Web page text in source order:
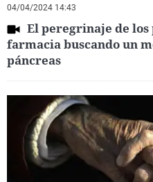
04/04/2024 14:43
El peregrinaje de
farmacia buscando un
páncreas